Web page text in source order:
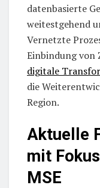
datenbasierte
weitestgehend
Vernetzte
Einbindung von
digitale
die
Region.
Aktuelle
mit
MSE